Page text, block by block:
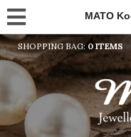
MATO
SHOPPING BAG: 0 ITEMS